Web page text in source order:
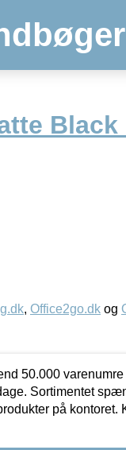
, Office2go.dk og
50.000
Sortimentet
på kontoret.